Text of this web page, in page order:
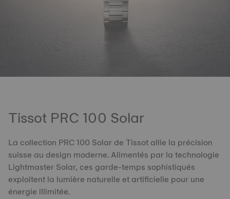
Tissot PRC 100 Solar
La collection PRC 100 Solar de Tissot allie la précision
suisse au design moderne. Alimentés par la technologie
Lightmaster Solar, ces garde-temps sophistiqués
exploitent la lumière naturelle et artificielle pour une
énergie illimitée.